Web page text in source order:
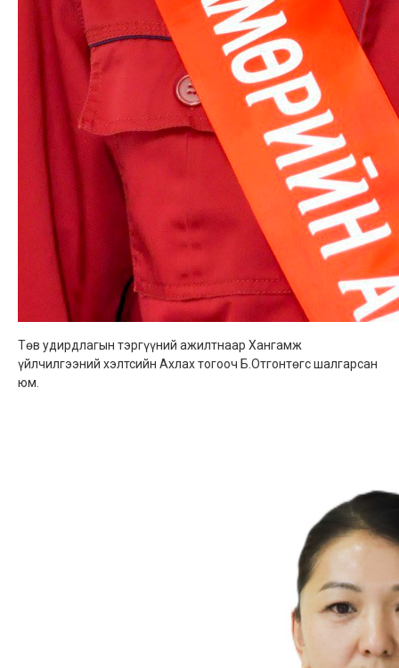
Төв удирдлагын тэргүүний ажилтнаар Хангамж
үйлчилгээний хэлтсийн Ахлах тогооч Б.Отгонтөгс шалгарсан
юм.